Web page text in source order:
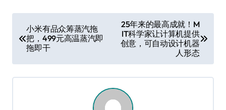
章
小米有品众筹蒸汽拖
把，499元高温蒸汽即
拖即干
25年来的最高成就！M
IT科学家让计算机提供
创意，可自动设计机器
人形态